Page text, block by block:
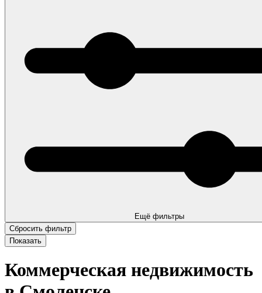
Ещё фильтры
Коммерческая недвижимость